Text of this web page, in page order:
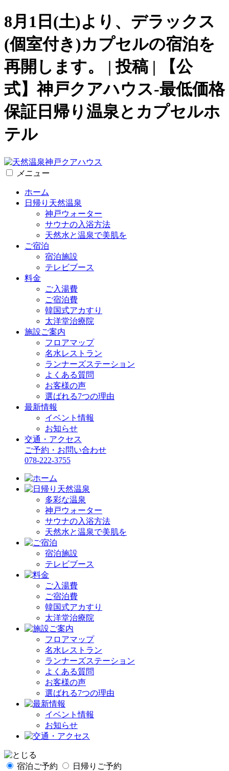
8月1日(土)より、デラックス
(個室付き)カプセルの宿泊を
再開します。 | 投稿 | 【公
式】神戸クアハウス-最低価格
保証日帰り温泉とカプセルホ
テル
メニュー
ホーム
日帰り天然温泉
神戸ウォーター
サウナの入浴方法
天然水と温泉で美肌を
ご宿泊
宿泊施設
テレビブース
料金
ご入湯費
ご宿泊費
韓国式アカすり
太洋堂治療院
施設ご案内
フロアマップ
名水レストラン
ランナーズステーション
よくある質問
お客様の声
選ばれる7つの理由
最新情報
イベント情報
お知らせ
交通・アクセス
ご予約・お問い合わせ
078-222-3755
多彩な温泉
神戸ウォーター
サウナの入浴方法
天然水と温泉で美肌を
宿泊施設
テレビブース
ご入湯費
ご宿泊費
韓国式アカすり
太洋堂治療院
フロアマップ
名水レストラン
ランナーズステーション
よくある質問
お客様の声
選ばれる7つの理由
イベント情報
お知らせ
宿泊ご予約
日帰りご予約